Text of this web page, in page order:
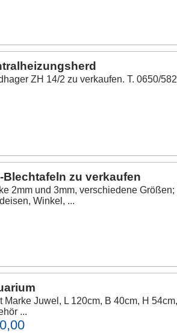
ZH 14/2 zu verkaufen. T. 0650/
Blechtafeln zu verkaufen
2mm und 3mm, verschiedene
Winkel, ...
Marke Juwel, L 120cm, B 40cm, H
...